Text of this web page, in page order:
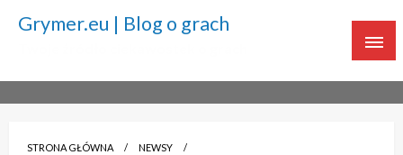
Grymer.eu | Blog o grach
STRONA GŁÓWNA
NEWSY